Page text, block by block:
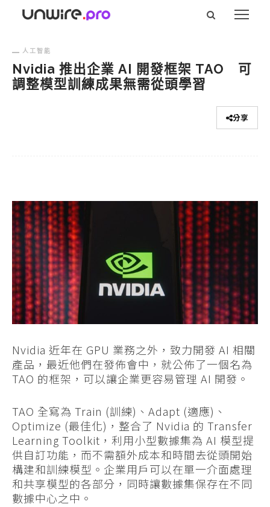
人工智能
Nvidia 推出企業 AI 開發框架 TAO 可
調整模型訓練成果無需從頭學習
分享
Nvidia 近年在 GPU 業務之外，致力開發 AI 相關
產品，最近他們在發佈會中，就公佈了一個名為
TAO 的框架，可以讓企業更容易管理 AI 開發。
TAO 全寫為 Train (訓練)、Adapt (適應)、
Optimize (最佳化)，整合了 Nvidia 的 Transfer
Learning Toolkit，利用小型數據集為 AI 模型提
供自訂功能，而不需額外成本和時間去從頭開始
構建和訓練模型。企業用戶可以在單一介面處理
和共享模型的各部分，同時讓數據集保存在不同
數據中心之中。